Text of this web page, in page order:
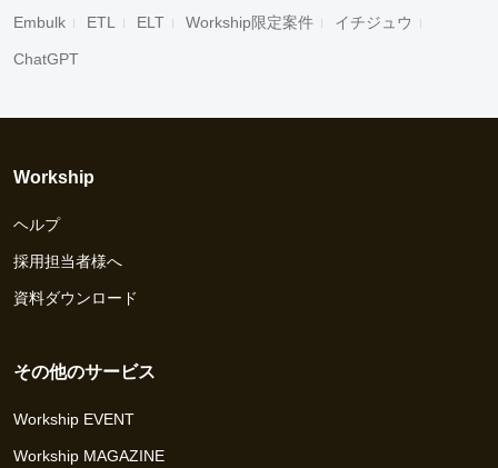
Embulk ETL ELT Workship限定案件 イチジュウ
ChatGPT
Workship
ヘルプ
採用担当者様へ
資料ダウンロード
その他のサービス
Workship EVENT
Workship MAGAZINE